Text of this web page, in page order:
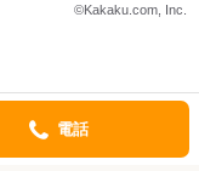
©Kakaku.com, Inc.
電話